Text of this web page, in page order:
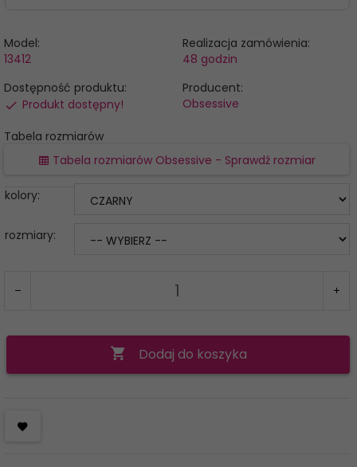
Model:
13412
Realizacja zamówienia:
48 godzin
Dostępność produktu:
Produkt dostępny!
Producent:
Obsessive
Tabela rozmiarów
Tabela rozmiarów Obsessive - Sprawdź rozmiar
kolory:
rozmiary:
Dodaj do koszyka